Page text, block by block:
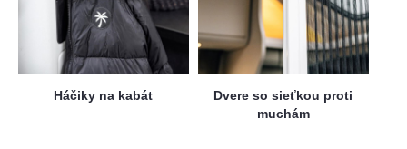
Háčiky na kabát
Dvere so sieťkou proti
muchám